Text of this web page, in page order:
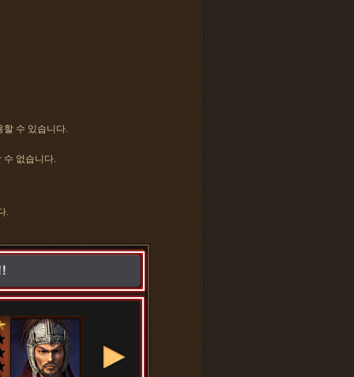
할 수 있습니다.
수 없습니다.
.